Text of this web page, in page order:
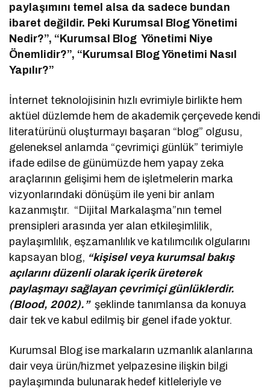
paylaşımını temel alsa da sadece bundan
ibaret değildir. Peki Kurumsal Blog Yönetimi
Nedir?”, “Kurumsal Blog Yönetimi Niye
Önemlidir?”, “Kurumsal Blog Yönetimi Nasıl
Yapılır?”
İnternet teknolojisinin hızlı evrimiyle birlikte hem
aktüel düzlemde hem de akademik çerçevede kendi
literatürünü oluşturmayı başaran “blog” olgusu,
geleneksel anlamda “çevrimiçi günlük” terimiyle
ifade edilse de günümüzde hem yapay zeka
araçlarının gelişimi hem de işletmelerin marka
vizyonlarındaki dönüşüm ile yeni bir anlam
kazanmıştır. “Dijital Markalaşma”nın temel
prensipleri arasında yer alan etkileşimlilik,
paylaşımlılık, eşzamanlılık ve katılımcılık olgularını
kapsayan blog, “kişisel veya kurumsal bakış
açılarını düzenli olarak içerik üreterek
paylaşmayı sağlayan çevrimiçi günlüklerdir.
(Blood, 2002).”şeklinde tanımlansa da konuya
dair tek ve kabul edilmiş bir genel ifade yoktur.
Kurumsal Blog ise markaların uzmanlık alanlarına
dair veya ürün/hizmet yelpazesine ilişkin bilgi
paylaşımında bulunarak hedef kitleleriyle ve